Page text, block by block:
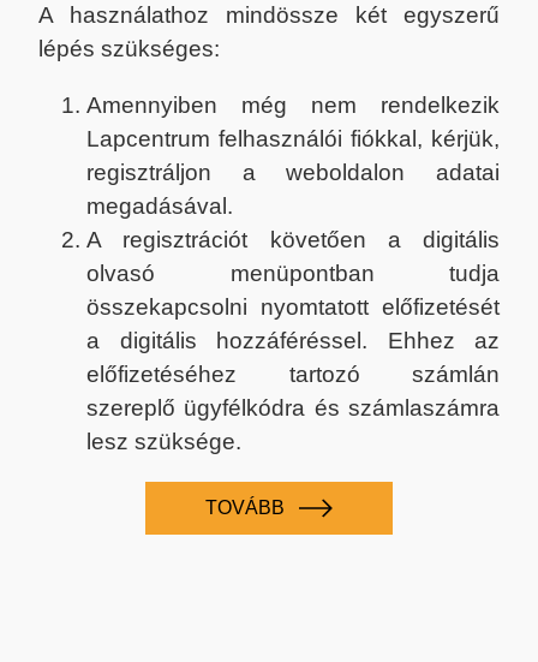
A használathoz mindössze két egyszerű
lépés szükséges:
Amennyiben még nem rendelkezik
Lapcentrum felhasználói fiókkal, kérjük,
regisztráljon a weboldalon adatai
megadásával.
A regisztrációt követően a digitális
olvasó menüpontban tudja
összekapcsolni nyomtatott előfizetését
a digitális hozzáféréssel. Ehhez az
előfizetéséhez tartozó számlán
szereplő ügyfélkódra és számlaszámra
lesz szüksége.
TOVÁBB